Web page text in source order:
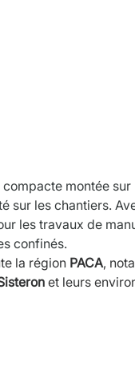
montée sur
sur les chantiers.
les travaux de
confinés.
la région PACA,
et leurs